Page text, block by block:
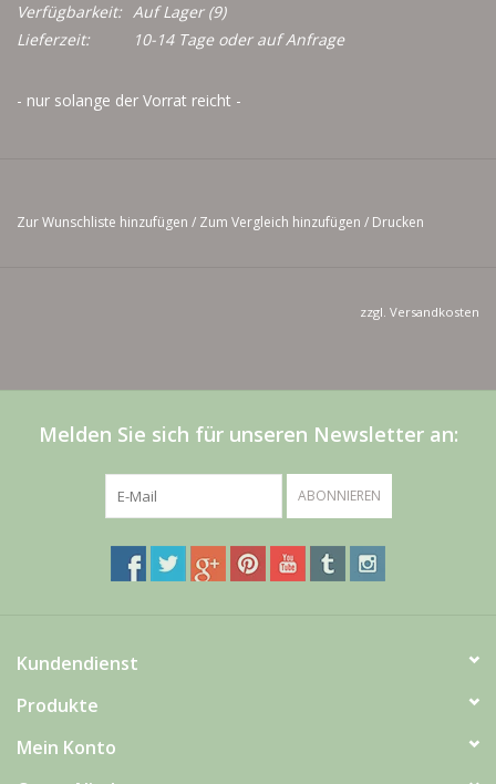
Verfügbarkeit: Auf Lager(9)
Lieferzeit:
10-14 Tage oder auf Anfrage
- nur solange der Vorrat reicht -
Zur Wunschliste hinzufügen / Zum Vergleich hinzufügen / Drucken
zzgl. Versandkosten
Melden Sie sich für unseren Newsletter an:
ABONNIEREN
Kundendienst
Produkte
Mein Konto